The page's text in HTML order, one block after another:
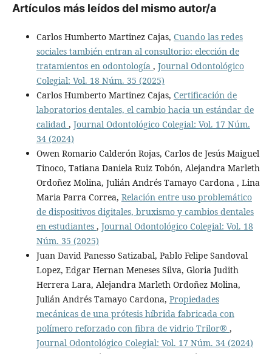
Artículos más leídos del mismo autor/a
Carlos Humberto Martinez Cajas, Cuando las redes
sociales también entran al consultorio: elección de
tratamientos en odontología , Journal Odontológico
Colegial: Vol. 18 Núm. 35 (2025)
Carlos Humberto Martinez Cajas, Certificación de
laboratorios dentales, el cambio hacia un estándar de
calidad , Journal Odontológico Colegial: Vol. 17 Núm.
34 (2024)
Owen Romario Calderón Rojas, Carlos de Jesús Maiguel
Tinoco, Tatiana Daniela Ruiz Tobón, Alejandra Marleth
Ordoñez Molina, Julián Andrés Tamayo Cardona , Lina
Maria Parra Correa, Relación entre uso problemático
de dispositivos digitales, bruxismo y cambios dentales
en estudiantes , Journal Odontológico Colegial: Vol. 18
Núm. 35 (2025)
Juan David Panesso Satizabal, Pablo Felipe Sandoval
Lopez, Edgar Hernan Meneses Silva, Gloria Judith
Herrera Lara, Alejandra Marleth Ordoñez Molina,
Julián Andrés Tamayo Cardona, Propiedades
mecánicas de una prótesis híbrida fabricada con
polímero reforzado con fibra de vidrio Trilor® ,
Journal Odontológico Colegial: Vol. 17 Núm. 34 (2024)